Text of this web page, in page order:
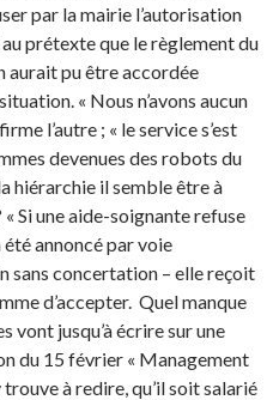
par la mairie l’autorisation
prétexte que le règlement du
aurait pu être accordée
« Nous n’avons aucun
l’autre ; « le service s’est
devenues des robots du
hiérarchie il semble être à
Si une aide-soignante refuse
été annoncé par voie
sans concertation – elle reçoit
d’accepter. Quel manque
vont jusqu’à écrire sur une
du 15 février « Management
trouve à redire, qu’il soit salarié